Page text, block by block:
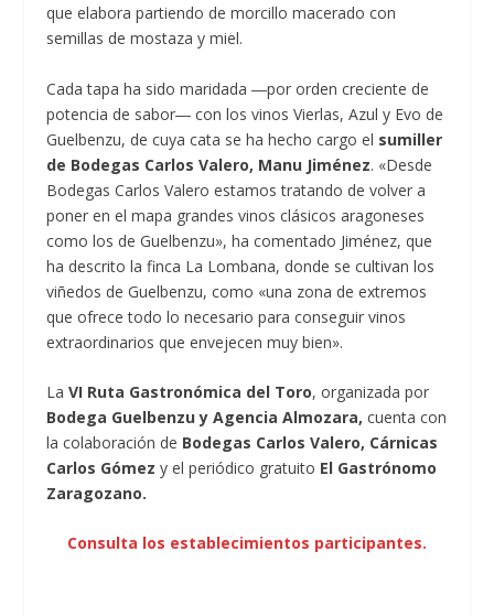
que elabora partiendo de morcillo macerado con
semillas de mostaza y miel.
Cada tapa ha sido maridada ―por orden creciente de
potencia de sabor― con los vinos Vierlas, Azul y Evo de
Guelbenzu, de cuya cata se ha hecho cargo el sumiller
de Bodegas Carlos Valero, Manu Jiménez. «Desde
Bodegas Carlos Valero estamos tratando de volver a
poner en el mapa grandes vinos clásicos aragoneses
como los de Guelbenzu», ha comentado Jiménez, que
ha descrito la finca La Lombana, donde se cultivan los
viñedos de Guelbenzu, como «una zona de extremos
que ofrece todo lo necesario para conseguir vinos
extraordinarios que envejecen muy bien».
LaVI Ruta Gastronómica del Toro, organizada por
Bodega Guelbenzu y Agencia Almozara, cuenta con
la colaboración de Bodegas Carlos Valero, Cárnicas
Carlos Gómez y el periódico gratuito El Gastrónomo
Zaragozano.
Consulta los establecimientos participantes.